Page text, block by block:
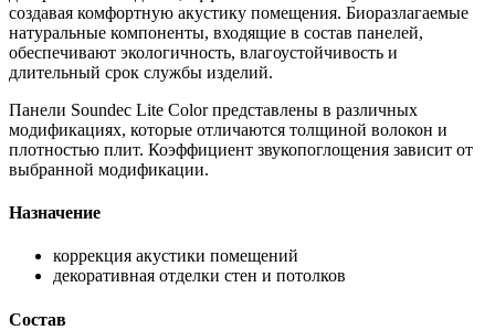
создавая комфортную акустику помещения. Биоразлагаемые
натуральные компоненты, входящие в состав панелей,
обеспечивают экологичность, влагоустойчивость и
длительный срок службы изделий.
Панели Soundec Lite Color представлены в различных
модификациях, которые отличаются толщиной волокон и
плотностью плит. Коэффициент звукопоглощения зависит от
выбранной модификации.
Назначение
коррекция акустики помещений
декоративная отделки стен и потолков
Состав